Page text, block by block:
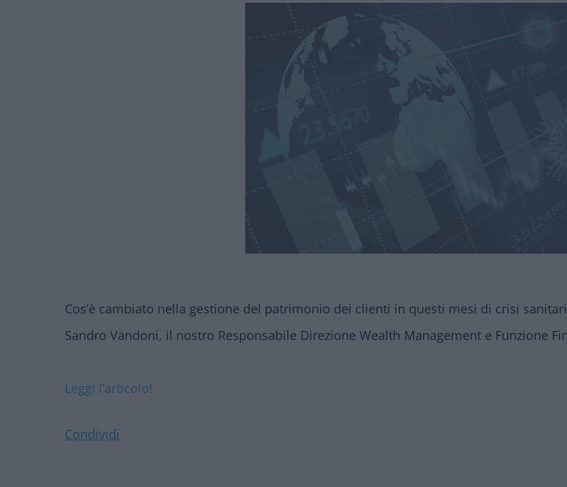
Cos’è cambiato nella gestione del patrimonio dei clienti in questi mesi di crisi
Sandro Vandoni, il nostro Responsabile Direzione Wealth Management e Funzione
Leggi l’articolo!
Condividi